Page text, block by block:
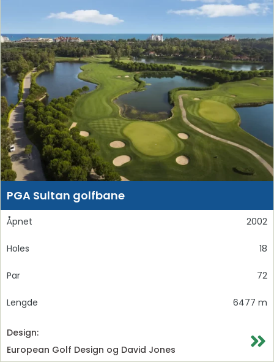
PGA Sultan golfbane
Åpnet 2002
Holes 18
Par 72
Lengde 6477 m
Design:
European Golf Design og David Jones